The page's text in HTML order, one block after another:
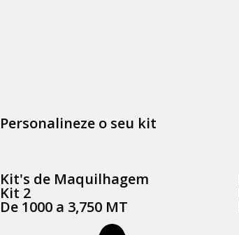
Personalineze o seu kit
Kit's de Maquilhagem
Kit 2
De 1000 a 3,750 MT